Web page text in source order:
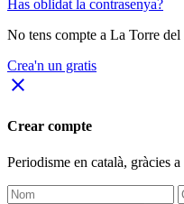
Has oblidat la contrasenya?
No tens compte a La Torre del
Crea'n un gratis
close
Crear compte
Periodisme en català, gràcies